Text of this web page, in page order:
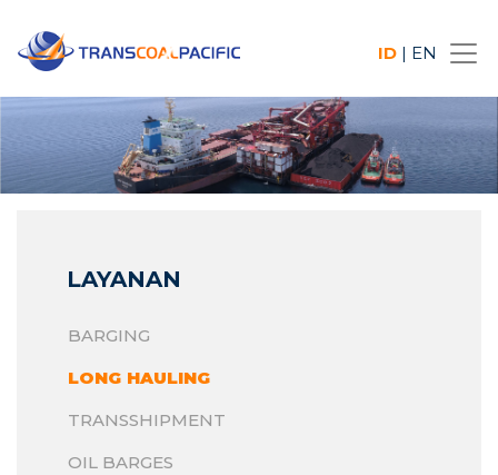
ID | EN
LAYANAN
BARGING
LONG HAULING
TRANSSHIPMENT
OIL BARGES